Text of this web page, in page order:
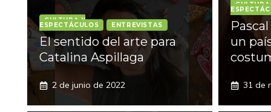
CULTURA Y
ESPECTÁCULOS ENTREVISTAS
El sentido del arte para
Catalina Aspillaga
2 de junio de 2022
un
31 de